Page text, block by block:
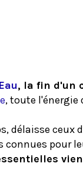
, la fin d'un
, toute l'énergie
délaisse
connues